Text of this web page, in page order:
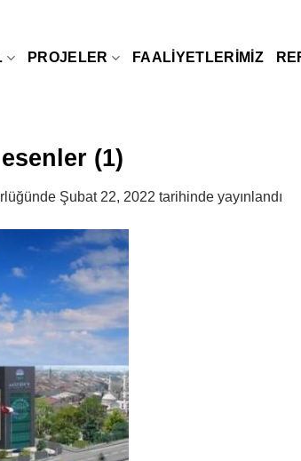
PROJELER FAALIYETLERIMIZ
(1)
Şubat 22, 2022 tarihinde yayınlandı